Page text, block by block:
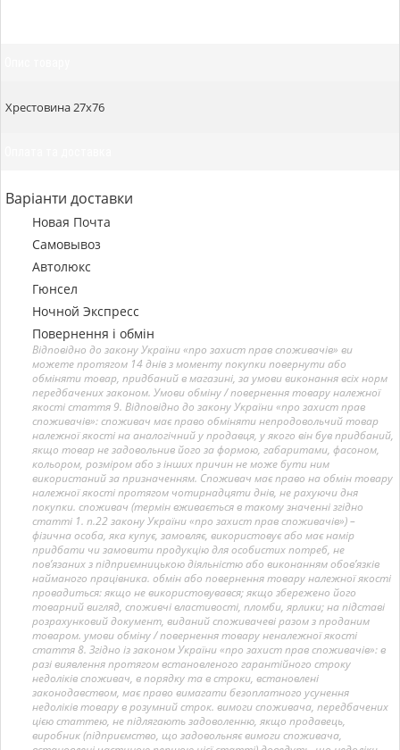
Хрестовина 27х76
Варіанти доставки
Новая Почта
Самовывоз
Автолюкс
Гюнсел
Ночной Экспресс
Повернення і обмін
Відповідно до закону України «про захист прав споживачів» ви
можете протягом 14 днів з моменту покупки повернути або
обміняти товар, придбаний в магазині, за умови виконання всіх норм
передбачених законом. Умови обміну / повернення товару належної
якості стаття 9. Відповідно до закону України «про захист прав
споживачів»: споживач має право обміняти непродовольчий товар
належної якості на аналогічний у продавця, у якого він був придбаний,
якщо товар не задовольнив його за формою, габаритами, фасоном,
кольором, розміром або з інших причин не може бути ним
використаний за призначенням. Споживач має право на обмін товару
належної якості протягом чотирнадцяти днів, не рахуючи дня
покупки. споживач (термін вживається в такому значенні згідно
статті 1. п.22 закону України «про захист прав споживачів») –
фізична особа, яка купує, замовляє, використовує або має намір
придбати чи замовити продукцію для особистих потреб, не
пов’язаних з підприємницькою діяльністю або виконанням обов’язків
найманого працівника. обмін або повернення товару належної якості
провадиться: якщо не використовувався; якщо збережено його
товарний вигляд, споживчі властивості, пломби, ярлики; на підставі
розрахунковий документ, виданий споживачеві разом з проданим
товаром. умови обміну / повернення товару неналежної якості
стаття 8. Згідно із законом України «про захист прав споживачів»: в
разі виявлення протягом встановленого гарантійного строку
недоліків споживач, в порядку та в строки, встановлені
законодавством, має право вимагати безоплатного усунення
недоліків товару в розумний строк. вимоги споживача, передбачених
цією статтею, не підлягають задоволенню, якщо продавець,
виробник (підприємство, що задовольняє вимоги споживача,